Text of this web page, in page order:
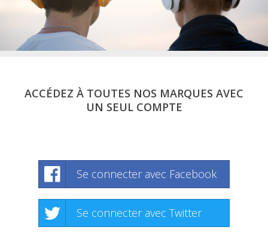
ACCÉDEZ À TOUTES NOS MARQUES AVEC
UN SEUL COMPTE
Se connecter avec Facebook
Se connecter avec Twitter